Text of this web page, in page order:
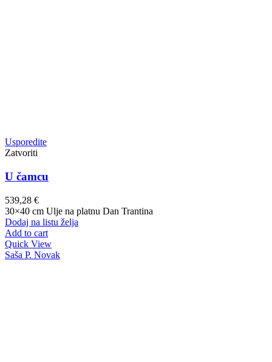
Usporedite
Zatvoriti
U čamcu
539,28 €
30×40 cm Ulje na platnu Dan Trantina
Dodaj na listu želja
Add to cart
Quick View
Saša P. Novak